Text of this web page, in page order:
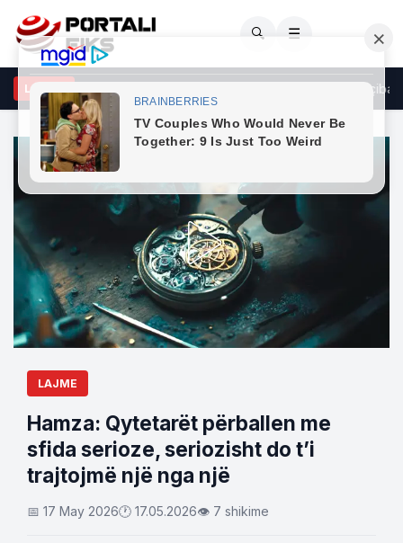
🔍 ☰
LAJMEmë të reja për pikat kufitare: Pritja më e gjatë në Muçibabë
LAJME
​Hamza: Qytetarët përballen me
sfida serioze, seriozisht do t’i
trajtojmë një nga një
📅 17 May 2026🕐 17.05.2026👁 7 shikime